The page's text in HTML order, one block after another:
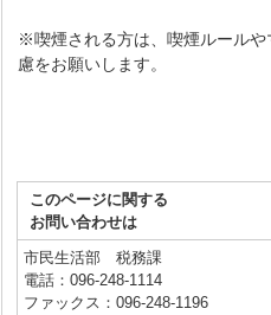
※喫煙される方は、喫煙ルール
慮をお願いします。
このページに関する
お問い合わせは
市民生活部 税務課
電話：096-248-1114
ファックス：096-248-1196